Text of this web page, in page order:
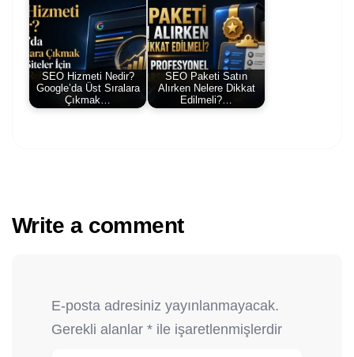
SEO Hizmeti Nedir?
Google’da Üst Sıralara
Çıkmak…
SEO Paketi Satın
Alırken Nelere Dikkat
Edilmeli?…
Write a comment
E-posta adresiniz yayınlanmayacak.
Gerekli alanlar * ile işaretlenmişlerdir